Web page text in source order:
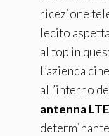
ricezione
lecito
al top in
L’azienda
all’interno
antenna LTE